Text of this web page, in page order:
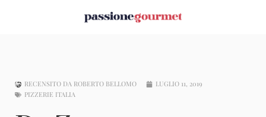
RECENSITO DA ROBERTO BELLOMO
LUGLIO 11, 2019
PIZZERIE ITALIA